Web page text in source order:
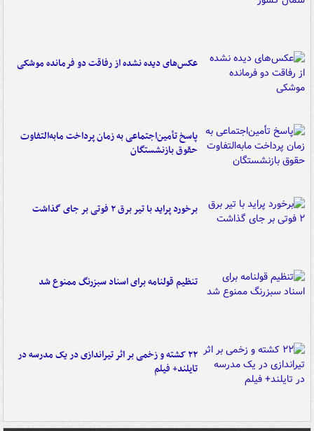
عکس‌های دیده نشده از رفاقت دو فرمانده‌ موشکی
پاسخ تأمین‌اجتماعی به زمان پرداخت مابه‌التفاوت
حقوق بازنشستگان
برخورد پراید با تیر برق ۲ فوتی بر جای گذاشت
تنظیم قولنامه برای اسناد سبزرنگ ممنوع شد
۲۲ کشته و زخمی بر اثر تیراندازی در یک مدرسه در
تایلند+ فیلم